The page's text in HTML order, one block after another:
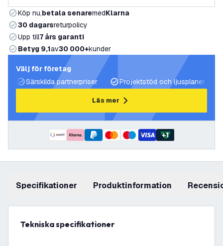
Köp nu,betala senaremedKlarna
30 dagarsreturpolicy
Upp till7 års garanti
Betyg 9,1av30 000+kunder
Välj för företag
Särskilda partnerpriser
Projektstöd och ljusplaner
Läs mer
+1
Specifikationer produktinformation
Tekniska specifikationer